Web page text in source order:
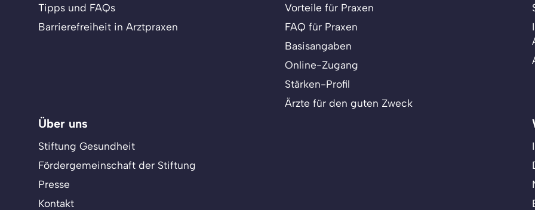
Tipps und FAQs
Barrierefreiheit in Arztpraxen
Vorteile für Praxen
FAQ für Praxen
Basisangaben
Online-Zugang
Stärken-Profil
Ärzte für den guten Zweck
Über uns
Stiftung Gesundheit
Fördergemeinschaft der Stiftung
Presse
Kontakt